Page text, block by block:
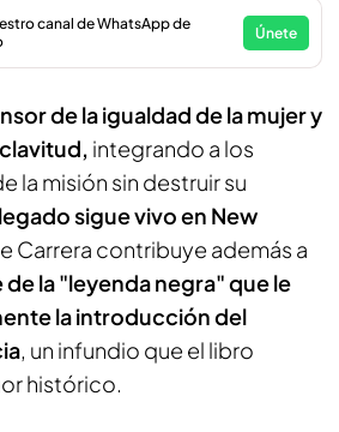
canal de WhatsApp de
Únete
de la igualdad de la mujer y
integrando a los
la misión sin destruir su
sigue vivo en New
Carrera contribuye además a
la "leyenda negra" que le
la introducción del
, un infundio que el libro
histórico.